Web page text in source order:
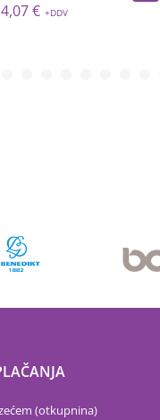
€
(otkupnina)